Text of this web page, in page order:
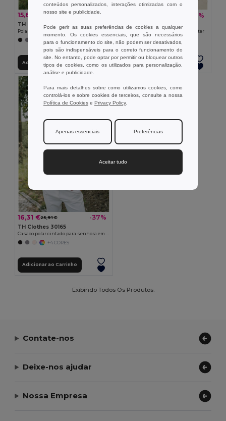
15,69 € 26,04 € -40%
TH Clothes 30166
Polar unissexo
+2 CORES
Adicionar ao Carrinho
-33%
TH Clothes 30164
Casaco polar para homem em poliéster
+3 CORES
Adicionar ao Carrinho
16,31 €25,91 € -37%
TH Clothes 30165
+4 CORES
Adicionar ao Carrinho
Exibindo Todos Os Produtos.
Contate-nos
Deixe-nos ajudar
Nossa Empresa
conteúdos personalizados, interações otimizadas com o
nosso site e publicidade.
Pode gerir as suas preferências de cookies a qualquer
momento. Os cookies essenciais, que são necessários
para o funcionamento do site, não podem ser desativados,
pois são indispensáveis para o correto funcionamento do
site. No entanto, pode optar por permitir ou bloquear outros
tipos de cookies, como os utilizados para personalização,
análise e publicidade.
Para mais detalhes sobre como utilizamos cookies, como
controlá-los e sobre cookies de terceiros, consulte a nossa
Política de Cookies e Privacy Policy.
Apenas essenciais Preferências
Aceitar tudo